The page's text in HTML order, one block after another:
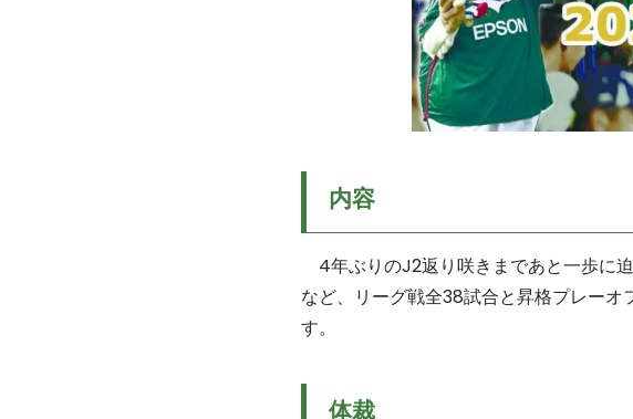
内容
4年ぶりのJ2返り咲きまであと一歩に
など、リーグ戦全38試合と昇格プレー
す。
体裁